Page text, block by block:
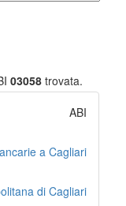
03058 trovata.
ABI
a Cagliari
di Cagliari